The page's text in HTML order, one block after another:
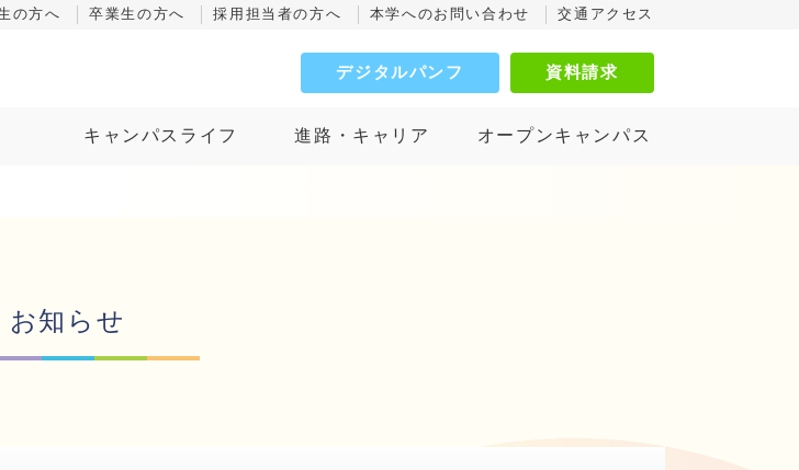
の方へ 卒業生の方へ 採用担当者の方へ 本学へのお問い合わせ 交通アクセス
デジタルパンフ 資料請求
キャンパスライフ 進路・キャリア オープンキャンパス
お知らせ